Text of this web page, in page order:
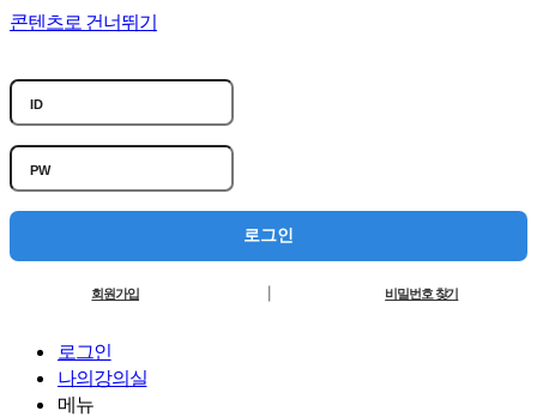
콘텐츠로 건너뛰기
로그인
회원가입 비밀번호 찾기
로그인
나의강의실
메뉴